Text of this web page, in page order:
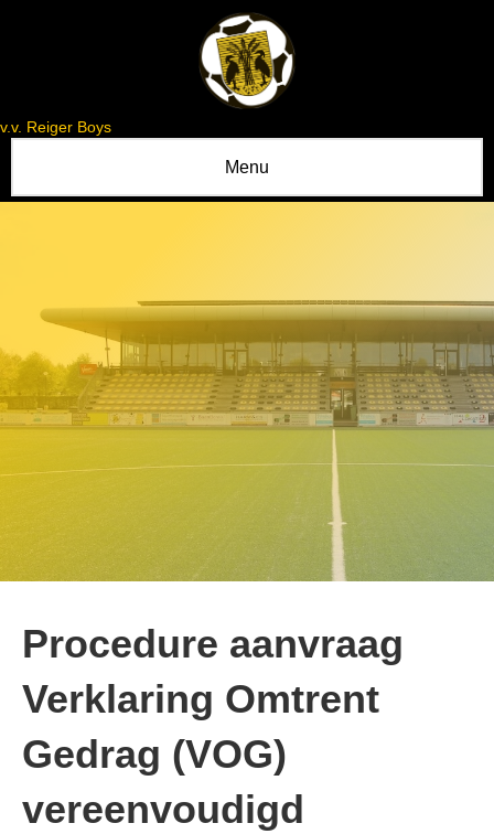
v.v. Reiger Boys
Menu
Procedure aanvraag
Verklaring Omtrent
Gedrag (VOG)
vereenvoudigd